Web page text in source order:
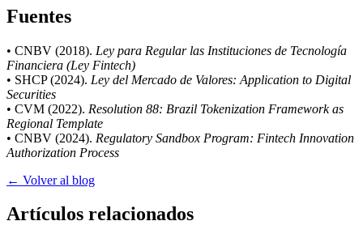
Fuentes
• CNBV (2018). Ley para Regular las Instituciones de Tecnología
Financiera (Ley Fintech)
• SHCP (2024). Ley del Mercado de Valores: Application to Digital
Securities
• CVM (2022). Resolution 88: Brazil Tokenization Framework as
Regional Template
• CNBV (2024). Regulatory Sandbox Program: Fintech Innovation
Authorization Process
← Volver al blog
Artículos relacionados